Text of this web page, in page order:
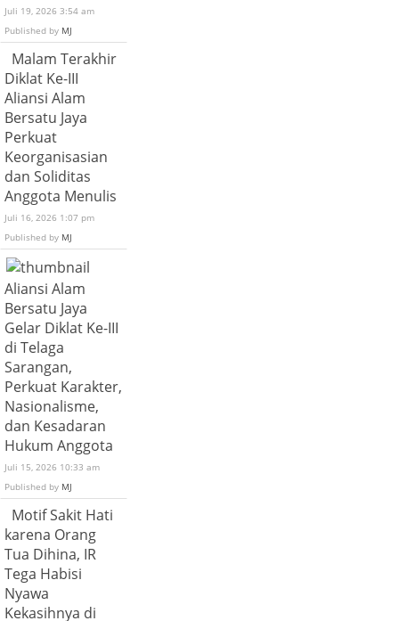
Juli 19, 2026 3:54 am
Published by MJ
Malam Terakhir
Diklat Ke-III
Aliansi Alam
Bersatu Jaya
Perkuat
Keorganisasian
dan Soliditas
Anggota Menulis
Juli 16, 2026 1:07 pm
Published by MJ
Aliansi Alam
Bersatu Jaya
Gelar Diklat Ke-III
di Telaga
Sarangan,
Perkuat Karakter,
Nasionalisme,
dan Kesadaran
Hukum Anggota
Juli 15, 2026 10:33 am
Published by MJ
Motif Sakit Hati
karena Orang
Tua Dihina, IR
Tega Habisi
Nyawa
Kekasihnya di